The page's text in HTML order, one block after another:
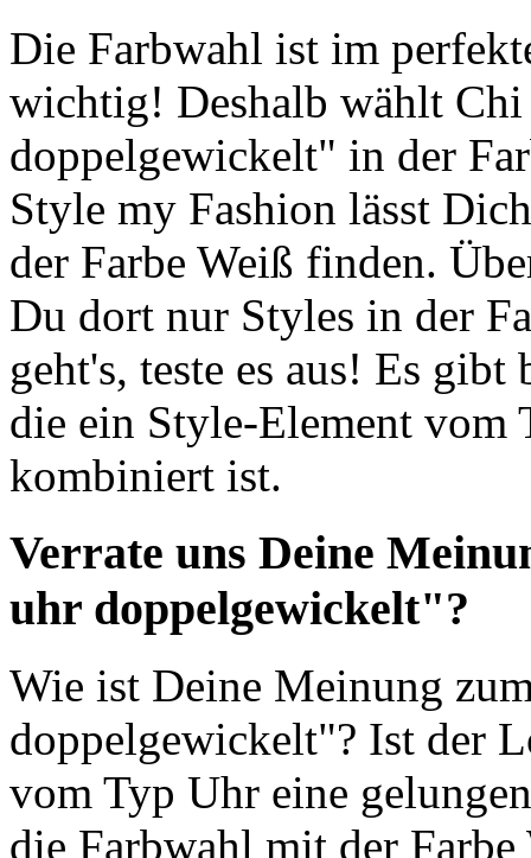
Die Farbwahl ist im
wichtig! Deshalb wählt
doppelgewickelt" in der
Style my Fashion lässt
der Farbe Weiß finden.
Du dort nur Styles in der
geht's, teste es aus! Es
die ein Style-Element
kombiniert ist.
Verrate uns Deine
uhr doppelgewickelt"?
Wie ist Deine Meinung
doppelgewickelt"? Ist der
vom Typ Uhr eine
die Farbwahl mit der